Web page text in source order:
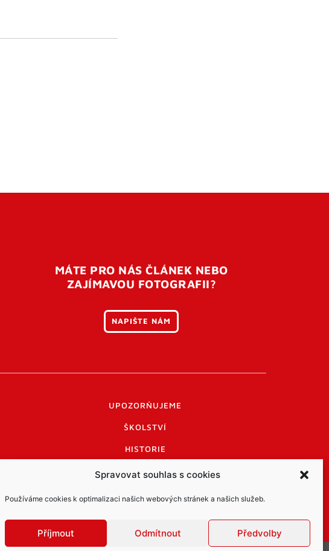
Spravovat souhlas s cookies
Používáme cookies k optimalizaci našich webových stránek a našich služeb.
Příjmout Odmítnout Předvolby
MÁTE PRO NÁS ČLÁNEK NEBO
ZAJÍMAVOU FOTOGRAFII?
NAPIŠTE NÁM
UPOZORŇUJEME
ŠKOLSTVÍ
HISTORIE
PRAKTICKÉ INFORMACE